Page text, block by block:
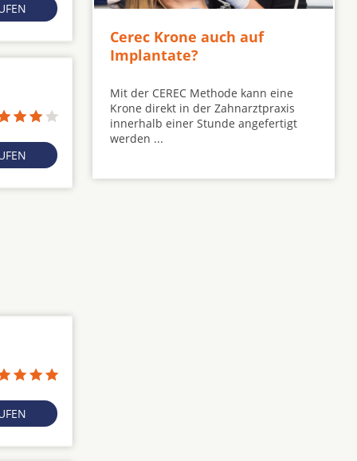
Cerec Krone auch auf
Implantate?
Mit der CEREC Methode kann eine
Krone direkt in der Zahnarztpraxis
innerhalb einer Stunde angefertigt
werden ...